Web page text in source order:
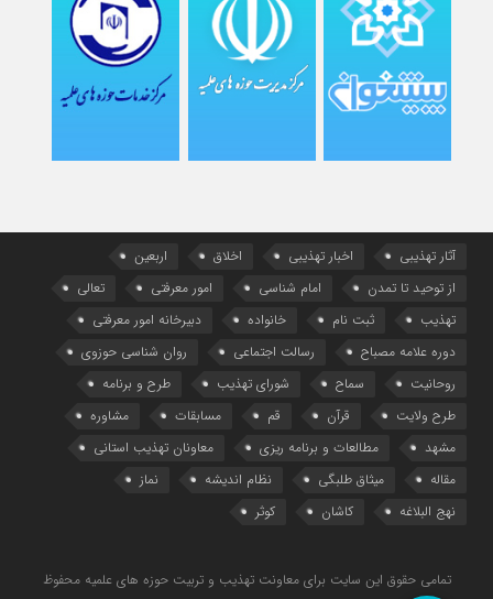
آثار تهذیبی اخبار تهذیبی اخلاق
اربعین
از توحید تا تمدن
امام شناسی امور معرفتی
تعالی
تهذیب
ثبت نام خانواده
دبیرخانه امور معرفتی
دوره علامه مصباح
رسالت اجتماعی
روان شناسی حوزوی
روحانیت
سماح شورای تهذیب
طرح و برنامه
طرح ولایت
قرآن قم مسابقات
مشاوره
مشهد
مطالعات و برنامه ریزی
معاونان تهذیب استانی
مقاله
میثاق طلبگی نظام اندیشه
نماز
نهج البلاغه
کاشان کوثر
تمامی حقوق این سایت برای معاونت تهذیب و تربیت حوزه های علمیه محفوظ